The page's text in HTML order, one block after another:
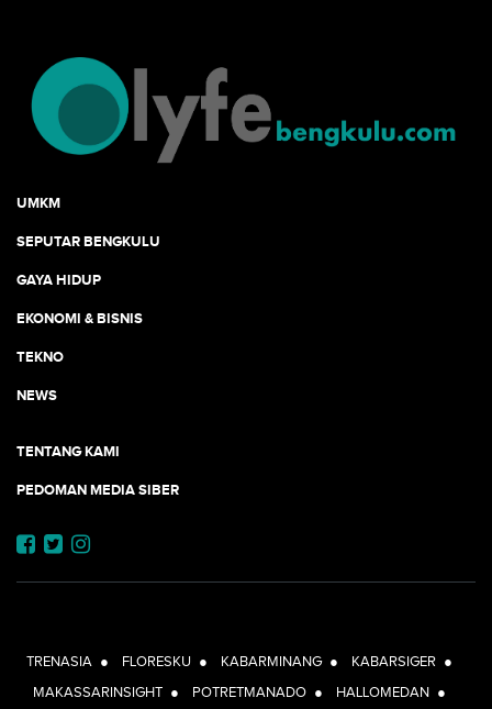
UMKM
SEPUTAR BENGKULU
GAYA HIDUP
EKONOMI & BISNIS
TEKNO
NEWS
TENTANG KAMI
PEDOMAN MEDIA SIBER
TRENASIA ● FLORESKU ● KABARMINANG ● KABARSIGER ●
MAKASSARINSIGHT ● POTRETMANADO ● HALLOMEDAN ●